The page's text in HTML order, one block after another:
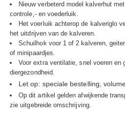
Nieuw verbeterd model kalverhut
controle,- en voederluik.
Het voerluik achterop de kalveriglo
het uitdrijven van de kalveren.
Schuilhok voor 1 of 2 kalveren,
of minipaardjes.
Voor extra ventilatie, snel voeren en
diergezondheid.
Let op: speciale bestelling,
Op dit artikel gelden afwijkende
zie uitgebreide omschrijving.